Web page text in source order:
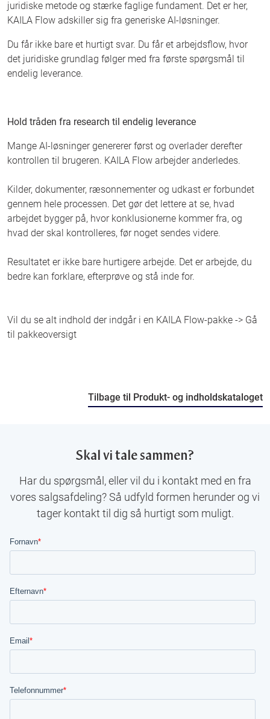
juridiske metode og stærke faglige fundament. Det er her,
KAILA Flow adskiller sig fra generiske AI-løsninger.
Du får ikke bare et hurtigt svar. Du får et arbejdsflow, hvor
det juridiske grundlag følger med fra første spørgsmål til
endelig leverance.
Hold tråden fra research til endelig leverance
Mange AI-løsninger genererer først og overlader derefter
kontrollen til brugeren. KAILA Flow arbejder anderledes.
Kilder, dokumenter, ræsonnementer og udkast er forbundet
gennem hele processen. Det gør det lettere at se, hvad
arbejdet bygger på, hvor konklusionerne kommer fra, og
hvad der skal kontrolleres, før noget sendes videre.
Resultatet er ikke bare hurtigere arbejde. Det er arbejde, du
bedre kan forklare, efterprøve og stå inde for.
Vil du se alt indhold der indgår i en KAILA Flow-pakke -> Gå
til pakkeoversigt
Tilbage til Produkt- og indholdskataloget
Skal vi tale sammen?
Har du spørgsmål, eller vil du i kontakt med en fra
vores salgsafdeling? Så udfyld formen herunder og vi
tager kontakt til dig så hurtigt som muligt.